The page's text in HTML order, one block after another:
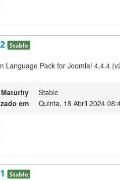
Stable
Language Pack for Joomla! 4.4.4
Maturity
Stable
em
Quinta, 18 Abril 2024
Stable